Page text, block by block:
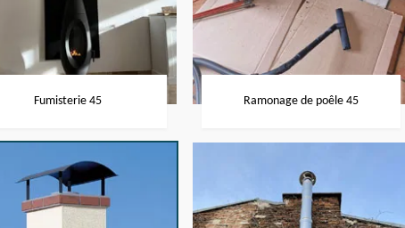
Fumisterie 45 Ramonage de poêle 45